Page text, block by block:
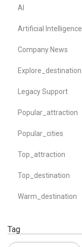
AI
Artificial Intelligence
Company News
Explore_destination
Legacy Support
Popular_attraction
Popular_cities
Top_attraction
Top_destination
Warm_destination
Tag